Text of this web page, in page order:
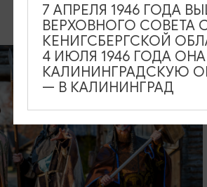
7 АПРЕЛЯ 1946 ГОДА
ВЕРХОВНОГО СОВЕТА
КЕНИГСБЕРГСКОЙ
4 ИЮЛЯ 1946 ГОДА
КАЛИНИНГРАДСКУЮ
— В КАЛИНИНГРАД